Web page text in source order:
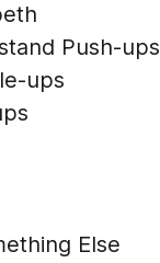
Push-ups
ups
Else